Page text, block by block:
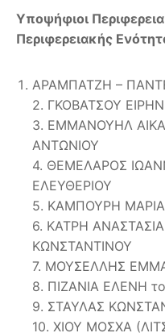
Υποψήφιοι
Περιφερειακής
ΑΡΑΜΠΑΤΖΗ –
2. ΓΚΟΒΑΤΣΟΥ
3. ΕΜΜΑΝΟΥΗΛ
ΑΝΤΩΝΙΟΥ
4. ΘΕΜΕΛΑΡΟΣ
ΕΛΕΥΘΕΡΙΟΥ
5. ΚΑΜΠΟΥΡΗ
6. ΚΑΤΡΗ
ΚΩΝΣΤΑΝΤΙΝΟΥ
7. ΜΟΥΣΕΛΛΗΣ
8. ΠΙΖΑΝΙΑ ΕΛΕΝΗ
9. ΣΤΑΥΛΑΣ
10. ΧΙΟΥ ΜΟΣΧΑ